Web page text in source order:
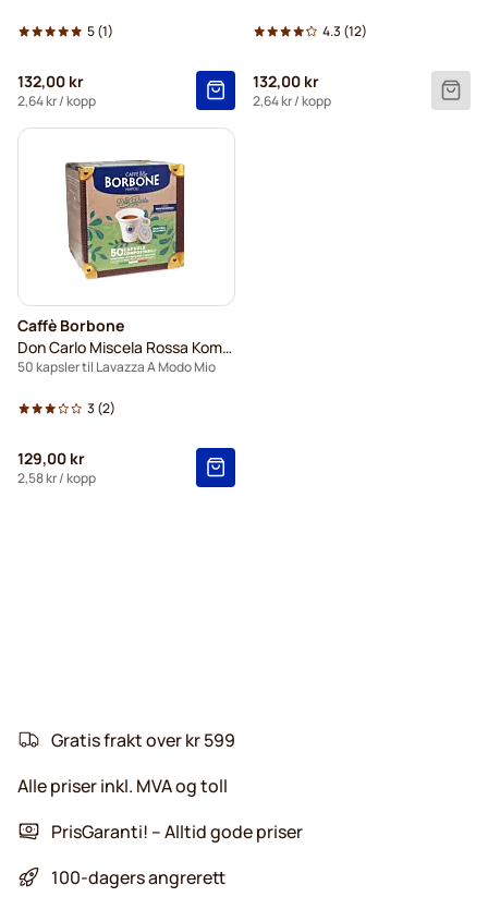
5(1)
132,00 kr
2,64 kr/ kopp
4.3 (12)
132,00 kr
2,64 kr/ kopp
Caffè Borbone
Don Carlo Miscela Rossa Komposterbar
50 kapsler til Lavazza A Modo Mio
3 (2)
129,00 kr
2,58 kr/ kopp
Gratis frakt over kr 599
Alle priser inkl. MVA og toll
PrisGaranti! – Alltid gode priser
100-dagers angrerett